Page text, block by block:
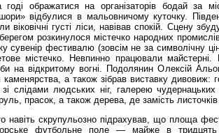
годі ображатися на організаторів бодай за
відбулися в мальовничому куточку.
віковічні густі ліси, навівав спокій. Сцену
розкинулося містечко народних
сувенір фестивалю (зовсім не за символічну
містечко. Невпинно працювали майстерні.
на відкритому вогні. Подолянин Олексій
каменярства, а також зібрав виставку дивовиж:
зі слідами людських ніг, галерею чудернацьких
прасок, а також дерева, де замість
навіть скрупульозно підрахував, що площа
футбольне поле — майже в тридцять